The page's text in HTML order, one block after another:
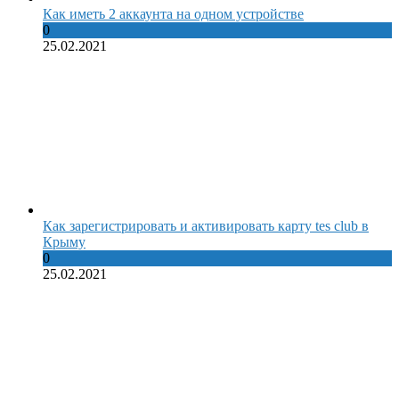
Как иметь 2 аккаунта на одном устройстве
0
25.02.2021
Как зарегистрировать и активировать карту tes club в
Крыму
0
25.02.2021